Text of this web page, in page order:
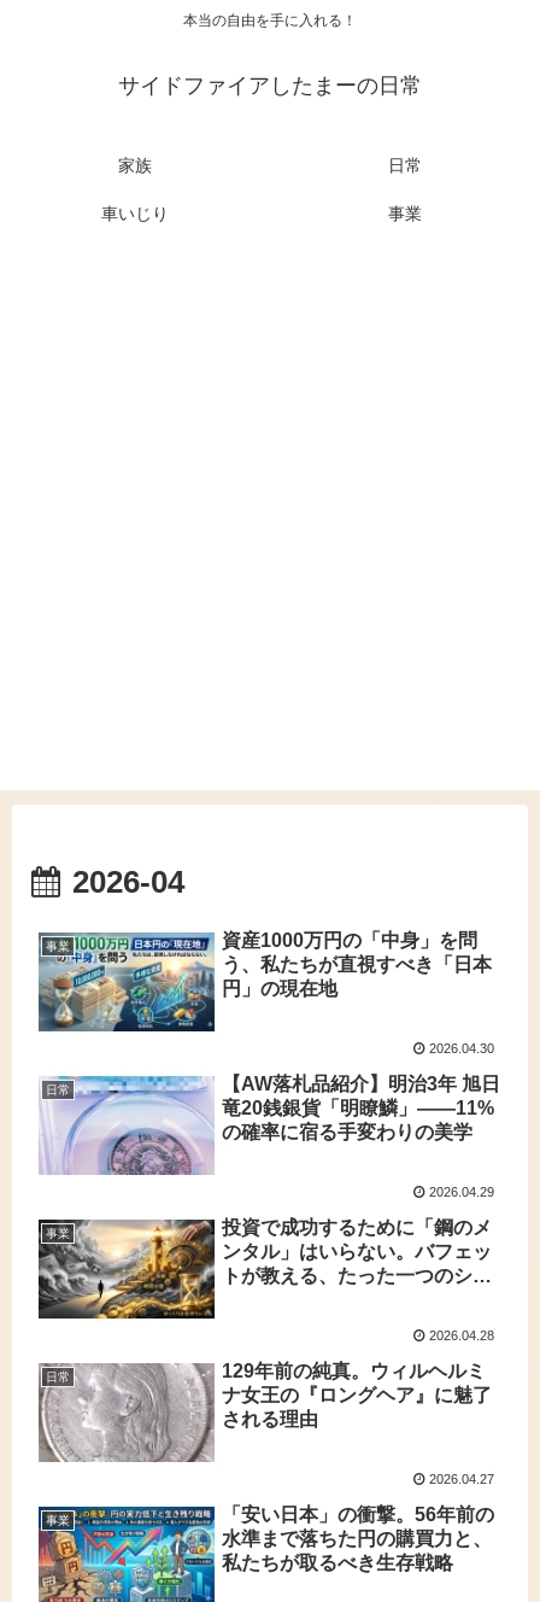
本当の自由を手に入れる！
サイドファイアしたまーの日常
家族 日常
車いじり 事業
2026-04
事業
資産1000万円の「中身」を問
う、私たちが直視すべき「日本
円」の現在地
2026.04.30
日常
【AW落札品紹介】明治3年 旭日
竜20銭銀貨「明瞭鱗」——11%
の確率に宿る手変わりの美学
2026.04.29
事業
投資で成功するために「鋼のメ
ンタル」はいらない。バフェッ
トが教える、たった一つのシン
2026.04.28
日常
129年前の純真。ウィルヘルミ
ナ女王の『ロングヘア』に魅了
される理由
2026.04.27
事業
「安い日本」の衝撃。56年前の
水準まで落ちた円の購買力と、
私たちが取るべき生存戦略